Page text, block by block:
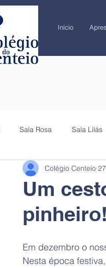
Início
Sala Rosa Sala Lilás
5.º ano 6.º ano
Um
pinheiro!
Colégio Centeio
Em dezembro o
Nesta época